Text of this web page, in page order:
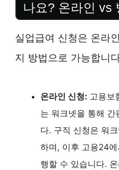
나요? 온라인 vs
실업급여 신청은 온라
지 방법으로 가능합니
온라인 신청: 고용보
는 워크넷을 통해 간
다. 구직 신청은 워
하며, 이후 고용24
행할 수 있습니다.